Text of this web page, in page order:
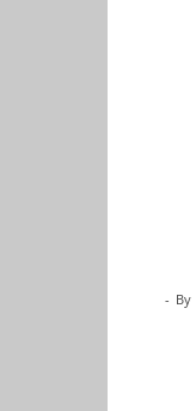
By
-